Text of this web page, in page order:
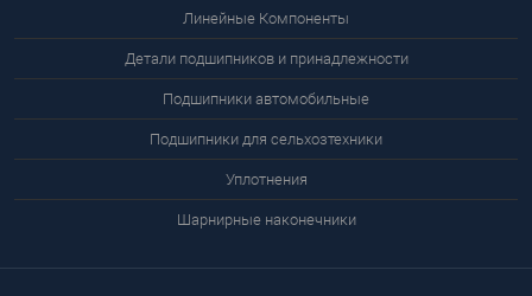
Линейные Компоненты
Детали подшипников и принадлежности
Подшипники автомобильные
Подшипники для сельхозтехники
Уплотнения
Шарнирные наконечники